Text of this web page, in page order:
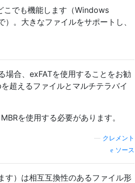
こでも機能します（Windows
。大きなファイルをサポートし、
合、exFATを使用することをお勧
超えるファイルとマルチテラバイ
を使用する必要があります。
クレメント
ソース
す）は相互互換性のあるファイル形